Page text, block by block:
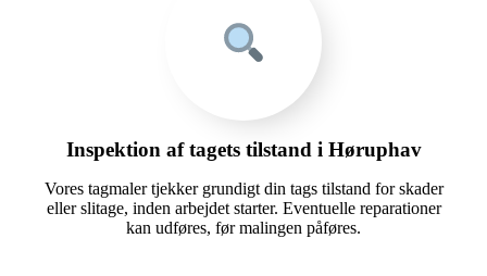
Inspektion af tagets tilstand i Høruphav
Vores tagmaler tjekker grundigt din tags tilstand for skader
eller slitage, inden arbejdet starter. Eventuelle reparationer
kan udføres, før malingen påføres.